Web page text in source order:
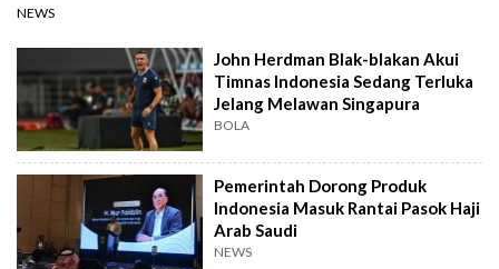
NEWS
John Herdman Blak-blakan Akui
Timnas Indonesia Sedang Terluka
Jelang Melawan Singapura
BOLA
Pemerintah Dorong Produk
Indonesia Masuk Rantai Pasok Haji
Arab Saudi
NEWS